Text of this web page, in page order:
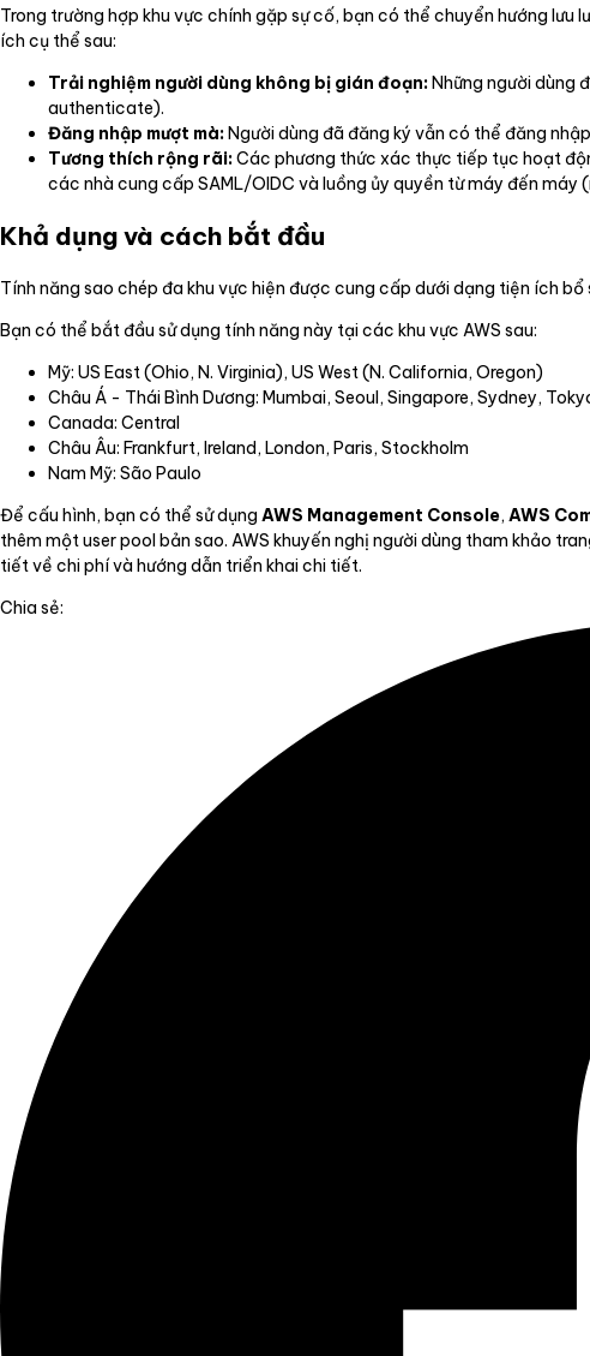
Trong trường hợp khu vực chính gặp sự cố, bạn có thể chuyển hướng lưu
ích cụ thể sau:
Trải nghiệm người dùng không bị gián đoạn:Những người dùng
authenticate).
Đăng nhập mượt mà:Người dùng đã đăng ký vẫn có thể đăng
Tương thích rộng rãi:Các phương thức xác thực tiếp tục hoạt
các nhà cung cấp SAML/OIDC và luồng ủy quyền từ máy đến
Khả dụng và cách bắt đầu
Tính năng sao chép đa khu vực hiện được cung cấp dưới dạng tiện ích
Bạn có thể bắt đầu sử dụng tính năng này tại các khu vực AWS sau:
Mỹ: US East (Ohio, N. Virginia), US West (N. California, Oregon)
Châu Á - Thái Bình Dương: Mumbai, Seoul, Singapore, Sydney,
Canada: Central
Châu Âu: Frankfurt, Ireland, London, Paris, Stockholm
Nam Mỹ: São Paulo
Để cấu hình, bạn có thể sử dụng AWS Management Console, AWS
thêm một user pool bản sao. AWS khuyến nghị người dùng tham khảo
tiết về chi phí và hướng dẫn triển khai chi tiết.
Chia sẻ: